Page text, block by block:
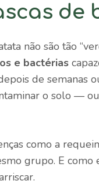
de
não são tão
e bactérias
de semanas
o solo —
como a
grupo. E como